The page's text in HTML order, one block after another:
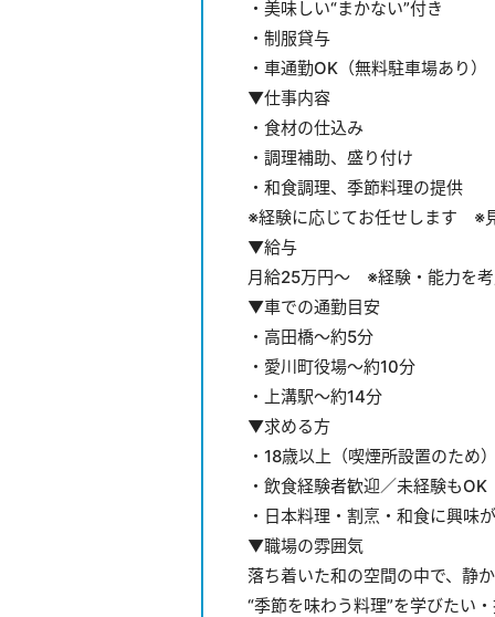
・美味しい“まかない”付き
・制服貸与
・車通勤OK（無料駐車場あり）
▼仕事内容
・食材の仕込み
・調理補助、盛り付け
・和食調理、季節料理の提供
※経験に応じてお任せします ※
▼給与
月給25万円～ ※経験・能力を
▼車での通勤目安
・高田橋～約5分
・愛川町役場～約10分
・上溝駅～約14分
▼求める方
・18歳以上（喫煙所設置のため
・飲食経験者歓迎／未経験もOK
・日本料理・割烹・和食に興味
▼職場の雰囲気
落ち着いた和の空間の中で、静
“季節を味わう料理”を学びたい